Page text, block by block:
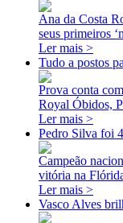
Ana da Costa
seus primeiros
Ler mais >
Tudo a postos
Prova conta
Royal Óbidos,
Ler mais >
Pedro Silva foi
Campeão
vitória na
Ler mais >
Vasco Alves